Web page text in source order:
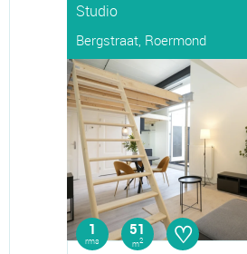
Studio
Bergstraat, Roermond
1
rms
51
m2 ♡